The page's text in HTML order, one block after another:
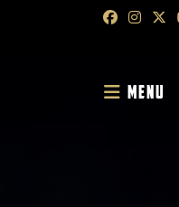
MENU